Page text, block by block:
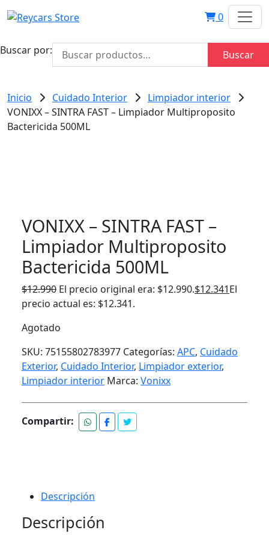
0
Buscar por: Buscar
Inicio Cuidado Interior
Limpiador interior
VONIXX – SINTRA FAST – Limpiador Multiproposito
Bactericida 500ML
VONIXX – SINTRA FAST –
Limpiador Multiproposito
Bactericida 500ML
$12.990 El precio original era: $12.990.$12.341El
precio actual es: $12.341.
Agotado
SKU: 75155802783977 Categorías: APC, Cuidado
Exterior, Cuidado Interior, Limpiador exterior,
Limpiador interior Marca: Vonixx
Compartir:
Descripción
Descripción